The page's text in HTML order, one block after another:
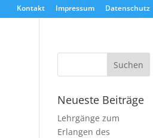
Kontakt Impressum Datenschutz
Neueste Beiträge
Lehrgänge zum
Erlangen des